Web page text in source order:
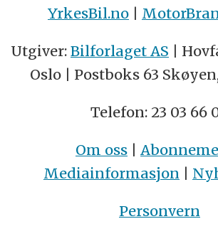
YrkesBil.no
Utgiver: Bilforlaget AS |
Oslo | Postboks 63
Telefon: 23 03 66
Om oss
Mediainformasjon
Personvern